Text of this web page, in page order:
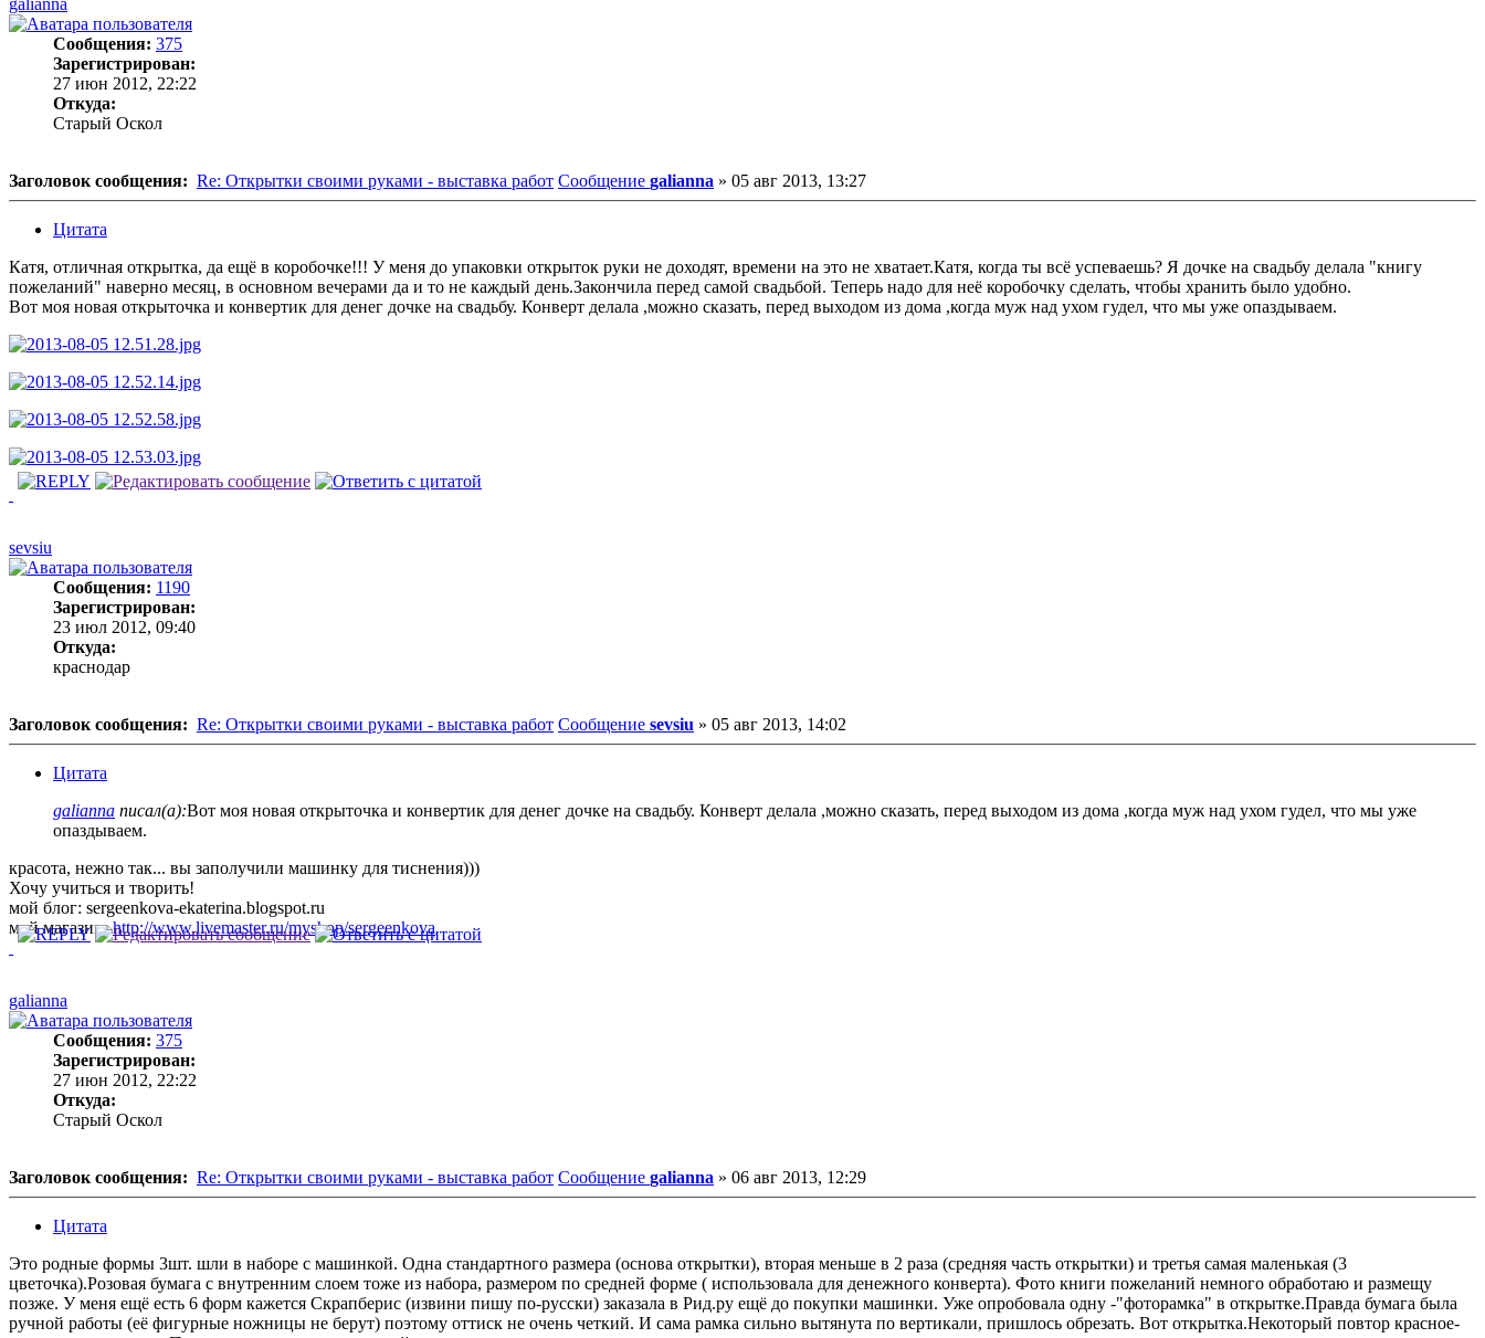
Сообщения: 375
Зарегистрирован:
27 июн 2012, 22:22
Откуда:
Старый Оскол
Заголовок сообщения: Re: Открытки своими руками - выставка работ Сообщение galianna » 05 авг 2013, 13:27
Цитата
Катя, отличная открытка, да ещё в коробочке!!! У меня до упаковки открыток руки не доходят, времени на это не хватает.Катя, когда ты всё успеваешь? Я дочке на свадьбу делала "книгу
пожеланий" наверно месяц, в основном вечерами да и то не каждый день.Закончила перед самой свадьбой. Теперь надо для неё коробочку сделать, чтобы хранить было удобно.
Вот моя новая открыточка и конвертик для денег дочке на свадьбу. Конверт делала ,можно сказать, перед выходом из дома ,когда муж над ухом гудел, что мы уже опаздываем.
sevsiu
Сообщения: 1190
Зарегистрирован:
23 июл 2012, 09:40
Откуда:
краснодар
Заголовок сообщения: Re: Открытки своими руками - выставка работ Сообщение sevsiu » 05 авг 2013, 14:02
Цитата
galianna писал(а):Вот моя новая открыточка и конвертик для денег дочке на свадьбу. Конверт делала ,можно сказать, перед выходом из дома ,когда муж над ухом гудел, что мы уже
опаздываем.
красота, нежно так... вы заполучили машинку для тиснения)))
Хочу учиться и творить!
мой блог: sergeenkova-ekaterina.blogspot.ru
мой магазин:http://www.livemaster.ru/myshop/sergeenkova
galianna
Сообщения: 375
Зарегистрирован:
27 июн 2012, 22:22
Откуда:
Старый Оскол
Заголовок сообщения: Re: Открытки своими руками - выставка работ Сообщение galianna » 06 авг 2013, 12:29
Цитата
Это родные формы 3шт. шли в наборе с машинкой. Одна стандартного размера (основа открытки), вторая меньше в 2 раза (средняя часть открытки) и третья самая маленькая (3
цветочка).Розовая бумага с внутренним слоем тоже из набора, размером по средней форме ( использовала для денежного конверта). Фото книги пожеланий немного обработаю и размещу
позже. У меня ещё есть 6 форм кажется Скрапберис (извини пишу по-русски) заказала в Рид.ру ещё до покупки машинки. Уже опробовала одну -"фоторамка" в открытке.Правда бумага была
ручной работы (её фигурные ножницы не берут) поэтому оттиск не очень четкий. И сама рамка сильно вытянута по вертикали, пришлось обрезать. Вот открытка.Некоторый повтор красное-